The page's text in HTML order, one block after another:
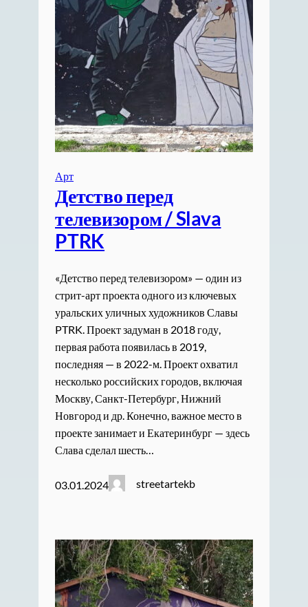
Арт
Детство перед
телевизором / Slava
PTRK
«Детство перед телевизором» — один из
стрит-арт проекта одного из ключевых
уральских уличных художников Славы
PTRK. Проект задуман в 2018 году,
первая работа появилась в 2019,
последняя — в 2022-м. Проект охватил
несколько российских городов, включая
Москву, Санкт-Петербург, Нижний
Новгород и др. Конечно, важное место в
проекте занимает и Екатеринбург — здесь
Слава сделал шесть…
03.01.2024 streetartekb